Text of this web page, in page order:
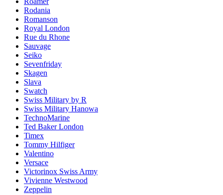
Rodania
Romanson
Royal London
Rue du Rhone
Sauvage
Seiko
Sevenfriday
Skagen
Slava
Swatch
Swiss Military by R
Swiss Military Hanowa
TechnoMarine
Ted Baker London
Timex
Tommy Hilfiger
Valentino
Versace
Victorinox Swiss Army
Vivienne Westwood
Zeppelin